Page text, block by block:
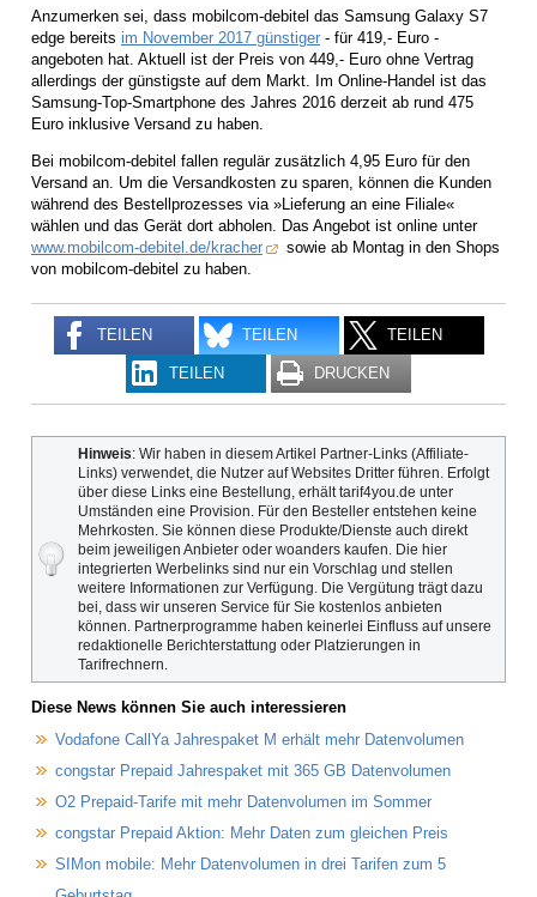
Anzumerken sei, dass mobilcom-debitel das Samsung Galaxy S7
edge bereits im November 2017 günstiger - für 419,- Euro -
angeboten hat. Aktuell ist der Preis von 449,- Euro ohne Vertrag
allerdings der günstigste auf dem Markt. Im Online-Handel ist das
Samsung-Top-Smartphone des Jahres 2016 derzeit ab rund 475
Euro inklusive Versand zu haben.
Bei mobilcom-debitel fallen regulär zusätzlich 4,95 Euro für den
Versand an. Um die Versandkosten zu sparen, können die Kunden
während des Bestellprozesses via »Lieferung an eine Filiale«
wählen und das Gerät dort abholen. Das Angebot ist online unter
www.mobilcom-debitel.de/kracher
sowie ab Montag in den Shops
von mobilcom-debitel zu haben.
TEILEN TEILEN TEILEN
TEILEN DRUCKEN
Hinweis: Wir haben in diesem Artikel Partner-Links (Affiliate-
Links) verwendet, die Nutzer auf Websites Dritter führen. Erfolgt
über diese Links eine Bestellung, erhält tarif4you.de unter
Umständen eine Provision. Für den Besteller entstehen keine
Mehrkosten. Sie können diese Produkte/Dienste auch direkt
beim jeweiligen Anbieter oder woanders kaufen. Die hier
integrierten Werbelinks sind nur ein Vorschlag und stellen
weitere Informationen zur Verfügung. Die Vergütung trägt dazu
bei, dass wir unseren Service für Sie kostenlos anbieten
können. Partnerprogramme haben keinerlei Einfluss auf unsere
redaktionelle Berichterstattung oder Platzierungen in
Tarifrechnern.
Diese News können Sie auch interessieren
Vodafone CallYa Jahrespaket M erhält mehr Datenvolumen
congstar Prepaid Jahrespaket mit 365 GB Datenvolumen
O2 Prepaid-Tarife mit mehr Datenvolumen im Sommer
congstar Prepaid Aktion: Mehr Daten zum gleichen Preis
SIMon mobile: Mehr Datenvolumen in drei Tarifen zum 5